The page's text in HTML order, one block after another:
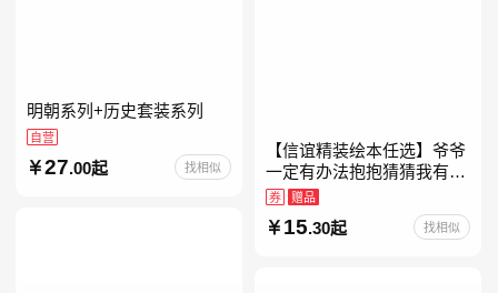
明朝系列+历史套装系列
自营
27.00起 找相似
【信谊精装绘本任选】爷爷
一定有办法抱抱猜猜我有多
爱你妈妈买绿豆我的情绪小
怪兽青蛙和蟾蜍好饿的毛毛
虫儿童故事书阅读精装绘本
券 赠品
15.30起 找相似